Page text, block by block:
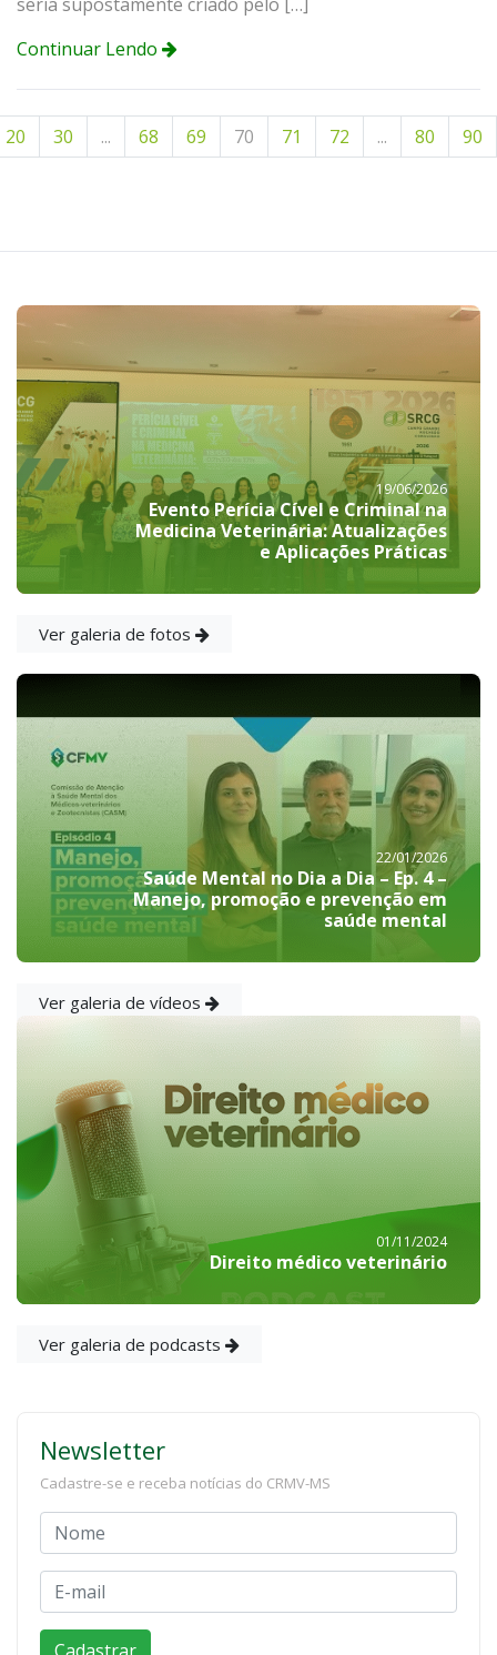
Continuar Lendo
20 30 ... 68 69 70 71 72 ... 80 90
19/06/2026
Evento Perícia Cível e Criminal na
Medicina Veterinária: Atualizações
e Aplicações Práticas
Ver galeria de fotos
22/01/2026
Saúde Mental no Dia a Dia – Ep. 4 –
Manejo, promoção e prevenção em
saúde mental
Ver galeria de vídeos
01/11/2024
Direito médico veterinário
Ver galeria de podcasts
Newsletter
Cadastre-se e receba notícias do CRMV-MS